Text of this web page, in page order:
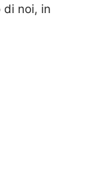
di noi, in